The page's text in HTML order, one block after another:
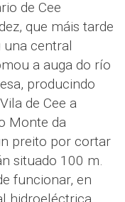
de Cee
que máis tarde
una central
a auga do río
producindo
de Cee a
Monte da
preito por cortar
situado 100 m.
funcionar, en
hidroeléctrica